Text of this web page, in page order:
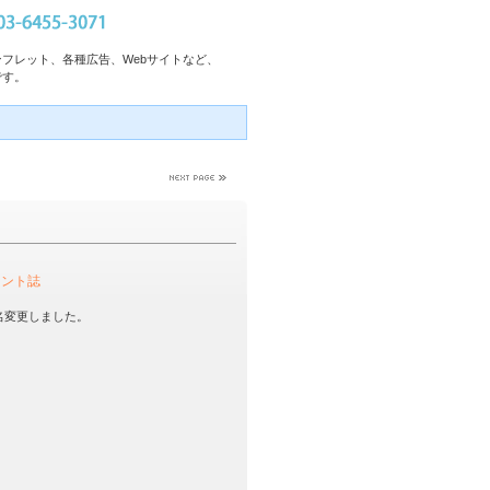
レット、各種広告、Webサイトなど、
。
ント誌
更しました。